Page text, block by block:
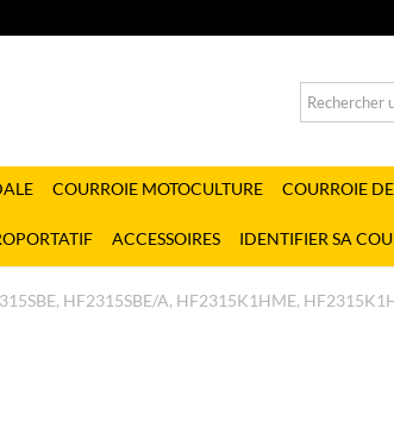
COURROIE MOTOCULTURE COURROIE
ACCESSOIRES IDENTIFIER SA
HF2315SBE/A, HF2315K1HME,